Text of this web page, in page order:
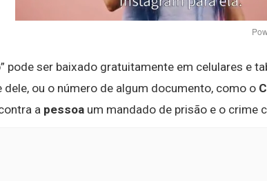
pode ser baixado gratuitamente em celulares e
dele, ou o número de algum documento, como o
a pessoa um mandado de prisão e o crime